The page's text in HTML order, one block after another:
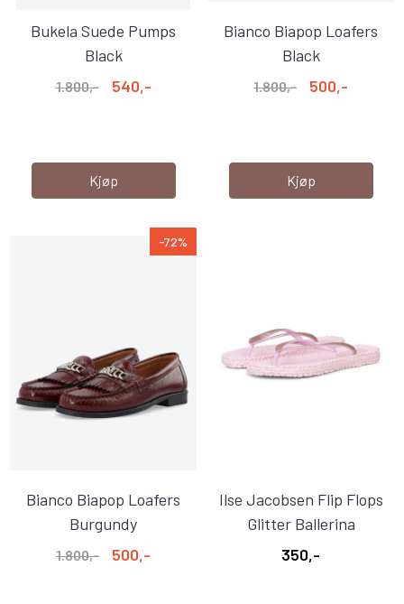
Bukela Suede Pumps
Black
1.800,- 540,-
Kjøp
Bianco Biapop Loafers
Black
1.800,- 500,-
Kjøp
-72%
Bianco Biapop Loafers
Burgundy
1.800,- 500,-
Ilse Jacobsen Flip Flops
Glitter Ballerina
350,-